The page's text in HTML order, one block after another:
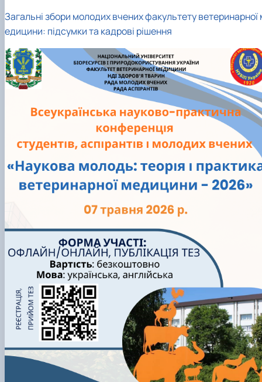
Загальні збори молодих вчених факультету ветеринарної
едицини: підсумки та кадрові рішення